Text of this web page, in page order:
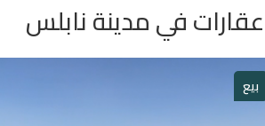
عقارات في مدينة نابلس
بيع